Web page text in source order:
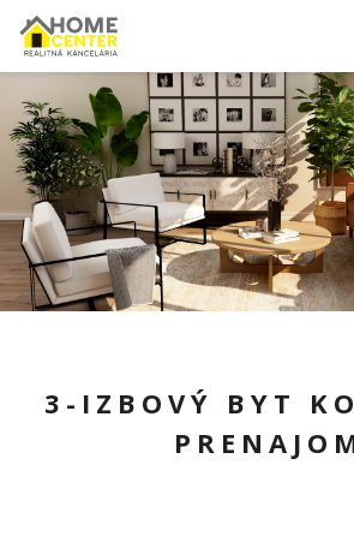
3-IZBOVÝ BYT